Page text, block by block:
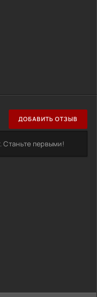
ДОБАВИТЬ ОТЗЫВ
Станьте первыми!